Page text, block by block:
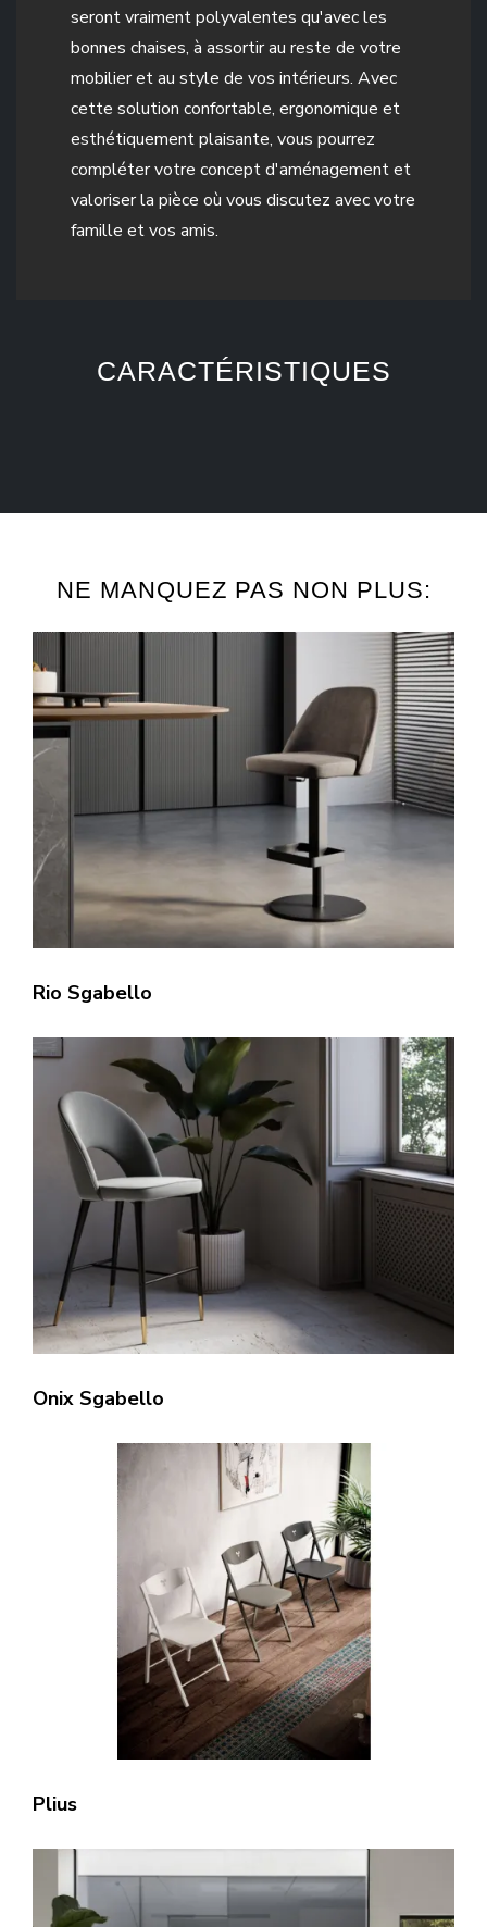
seront vraiment polyvalentes qu'avec les
bonnes chaises, à assortir au reste de votre
mobilier et au style de vos intérieurs. Avec
cette solution confortable, ergonomique et
esthétiquement plaisante, vous pourrez
compléter votre concept d'aménagement et
valoriser la pièce où vous discutez avec votre
famille et vos amis.
CARACTÉRISTIQUES
NE MANQUEZ PAS NON PLUS:
Rio Sgabello
Onix Sgabello
Plius